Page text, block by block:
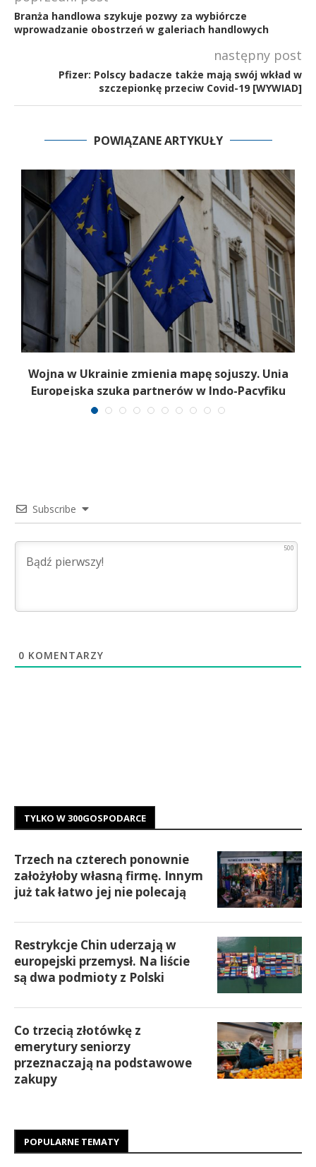
Branża handlowa szykuje pozwy za wybiórcze
wprowadzanie obostrzeń w galeriach handlowych
następny post
Pfizer: Polscy badacze także mają swój wkład w
szczepionkę przeciw Covid-19 [WYWIAD]
POWIĄZANE ARTYKUŁY
Wojna w Ukrainie zmienia mapę sojuszy. Unia
Europejska szuka partnerów w Indo-Pacyfiku
Subscribe
500
0 KOMENTARZY
TYLKO W 300GOSPODARCE
Trzech na czterech ponownie
założyłoby własną firmę. Innym
już tak łatwo jej nie polecają
Restrykcje Chin uderzają w
europejski przemysł. Na liście
są dwa podmioty z Polski
Co trzecią złotówkę z
emerytury seniorzy
przeznaczają na podstawowe
zakupy
POPULARNE TEMATY